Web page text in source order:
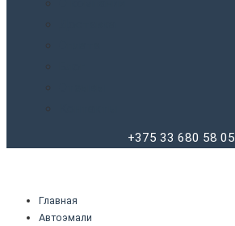
+375 33 680 58 05
Главная
Автоэмали